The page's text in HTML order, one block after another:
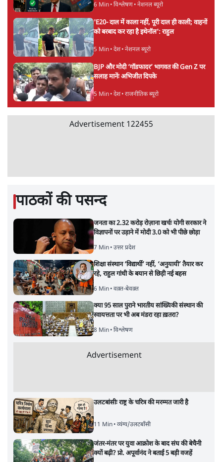
6 Min• विश्लेषण• नेशनल ब्यूरो
'E20- दाल में काला नहीं, पूरी दाल ही काली; वाहनों
को बरबाद कर रहा है इथेनॉल': राहुल
5 Min• देश• नेशनल ब्यूरो
BJP और मोदी ‘गॉडफादर’ भागवत की Gen Z पर
सलाह मानेंः अभिजीत दिपके
5 Min• देश• राजनीतिक ब्यूरो
Advertisement 122455
पाठकों की पसन्द
जनता का 2.32 करोड़ रोज़ाना खर्चः योगी सरकार ने
विज्ञापनों पर उड़ाने में मोदी 3.0 को भी पीछे छोड़ा
7 Min• उत्तर प्रदेश
शिक्षा संस्थान ‘विद्यार्थी’ नहीं, ‘अनुयायी’ तैयार कर
रहे, राहुल गांधी के बयान से छिड़ी नई बहस
6 Min• वक़्त-बेवक़्त
क्या 95 साल पुराने भारतीय सांख्यिकी संस्थान की
स्वायत्तता पर भी अब मंडरा रहा ख़तरा?
8 Min• विश्लेषण
Advertisement
उलटबांसीः राष्ट्र के चरित्र की मरम्मत जारी है
11 Min• व्यंग्य/उलटबाँसी
जंतर-मंतर पर युवा आक्रोश के बाद संघ की बेचैनी
क्यों बढ़ी? प्रो. अपूर्वानंद ने बताईं 5 बड़ी वजहें